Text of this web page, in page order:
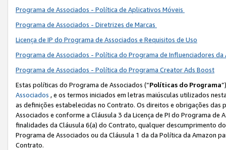
Programa de Associados - Política de Aplicativos Móveis
Programa de Associados - Diretrizes de Marcas
Licença de IP do Programa de Associados e Requisitos de Uso
Programa de Associados - Política do Programa de Influenciadores
Programa de Associados - Política do Programa Creator Ads Boost
Estas políticas do Programa de Associados (“Políticas do Programa
Associados , e os termos iniciados em letras maiúsculas utilizados
as definições estabelecidas no Contrato. Os direitos e obrigações
Associados e conforme a Cláusula 3 da Licença de PI do Programa
finalidades da Cláusula 6(a) do Contrato, qualquer descumprimento
Programa de Associados ou da Cláusula 1 da da Política da Amazon
Contrato.